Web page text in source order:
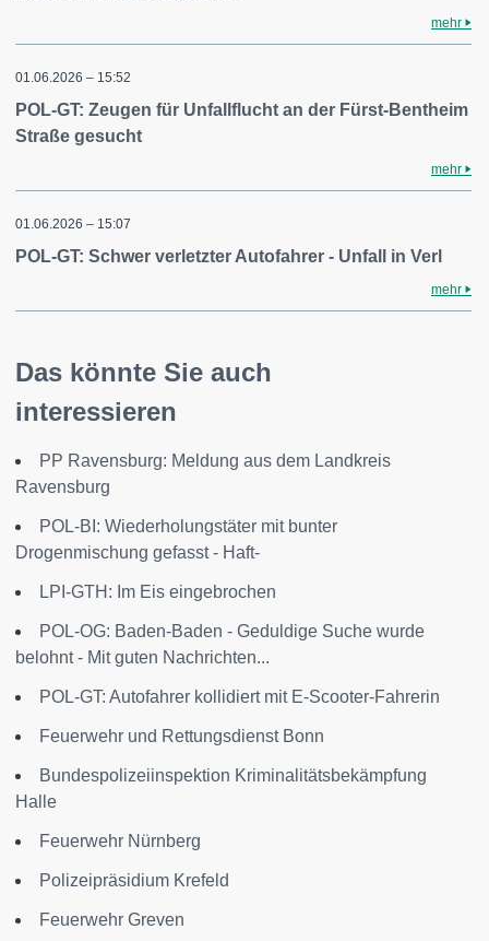
mehr
01.06.2026 – 15:52
POL-GT: Zeugen für Unfallflucht an der Fürst-Bentheim
Straße gesucht
mehr
01.06.2026 – 15:07
POL-GT: Schwer verletzter Autofahrer - Unfall in Verl
mehr
Das könnte Sie auch
interessieren
PP Ravensburg: Meldung aus dem Landkreis
Ravensburg
POL-BI: Wiederholungstäter mit bunter
Drogenmischung gefasst - Haft-
LPI-GTH: Im Eis eingebrochen
POL-OG: Baden-Baden - Geduldige Suche wurde
belohnt - Mit guten Nachrichten...
POL-GT: Autofahrer kollidiert mit E-Scooter-Fahrerin
Feuerwehr und Rettungsdienst Bonn
Bundespolizeiinspektion Kriminalitätsbekämpfung
Halle
Feuerwehr Nürnberg
Polizeipräsidium Krefeld
Feuerwehr Greven